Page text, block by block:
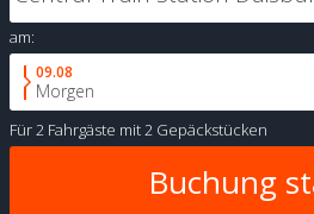
am:
09.08
Morgen
Für2 Fahrgäste mit2 Gepäckstücken